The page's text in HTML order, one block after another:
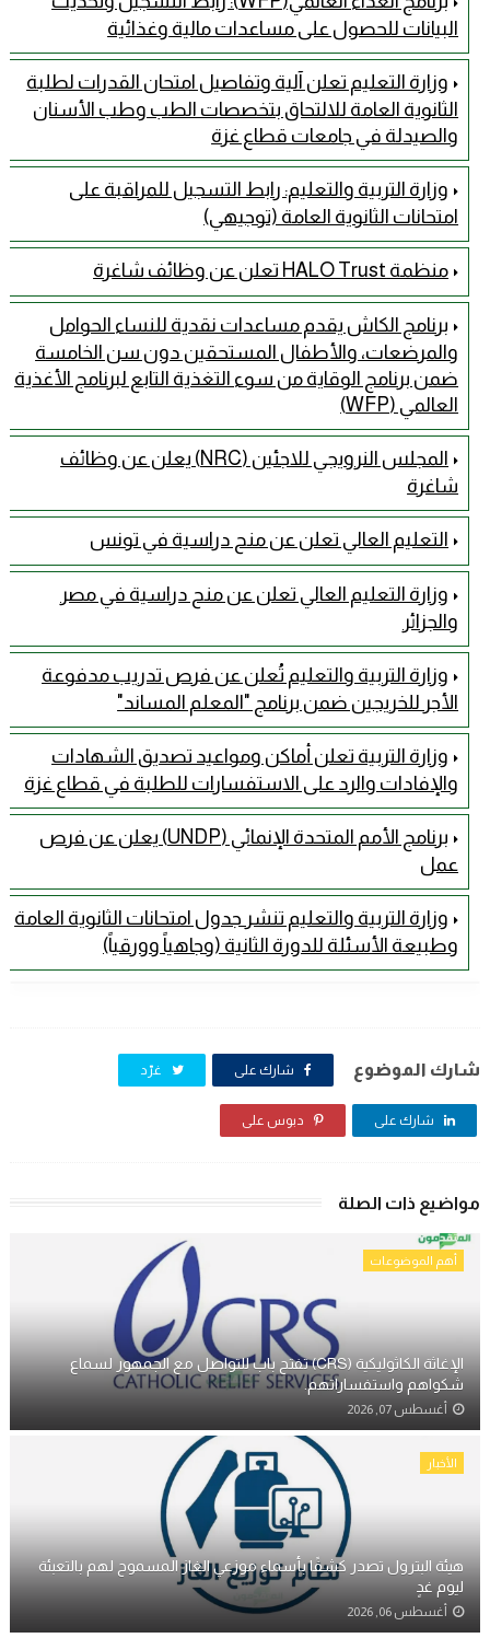
البيانات للحصول على مساعدات مالية وغذائية
وزارة التعليم تعلن آلية وتفاصيل امتحان القدرات لطلبة
الثانوية العامة للالتحاق بتخصصات الطب وطب الأسنان
والصيدلة في جامعات قطاع غزة
وزارة التربية والتعليم: رابط التسجيل للمراقبة على
امتحانات الثانوية العامة (توجيهي)
منظمة HALO Trust تعلن عن وظائف شاغرة
برنامج الكاش يقدم مساعدات نقدية للنساء الحوامل
والمرضعات، والأطفال المستحقين دون سن الخامسة
ضمن برنامج الوقاية من سوء التغذية التابع لبرنامج الأغذية
العالمي (WFP)
المجلس النرويجي للاجئين (NRC) يعلن عن وظائف
شاغرة
التعليم العالي تعلن عن منح دراسية في تونس
وزارة التعليم العالي تعلن عن منح دراسية في مصر
والجزائر
وزارة التربية والتعليم تُعلن عن فرص تدريب مدفوعة
الأجر للخريجين ضمن برنامج "المعلم المساند"
وزارة التربية تعلن أماكن ومواعيد تصديق الشهادات
والإفادات والرد على الاستفسارات للطلبة في قطاع غزة
برنامج الأمم المتحدة الإنمائي (UNDP) يعلن عن فرص
عمل
وزارة التربية والتعليم تنشر جدول امتحانات الثانوية العامة
وطبيعة الأسئلة للدورة الثانية (وجاهياً وورقياً)
شارك الموضوع شارك على غرّد
شارك على دبوس على
مواضيع ذات الصلة
أهم الموضوعات
الإغاثة الكاثوليكية (CRS) تفتح باب للتواصل مع الجمهور لسماع
شكواهم واستفساراتهم.
أغسطس 07, 2026
الأخبار
هيئة البترول تصدر كشفًا بأسماء موزعي الغاز المسموح لهم بالتعبئة
ليوم غدٍ
أغسطس 06, 2026